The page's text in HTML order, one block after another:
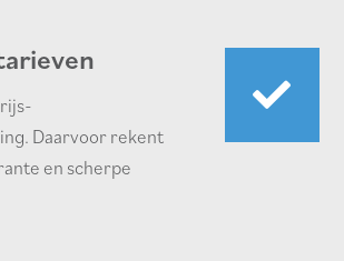
Daarvoor rekent
en scherpe